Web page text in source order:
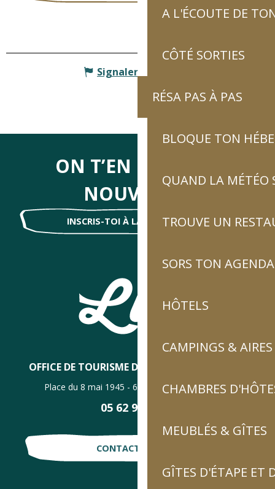
A L'ÉCOUTE DE
CÔTÉ SORTIES
RÉSA PAS À PAS
BLOQUE TON
QUAND LA MÉTÉO
TROUVE UN
SORS TON AGENDA
HÔTELS
CAMPINGS &
CHAMBRES
MEUBLÉS & GÎTES
GÎTES D'ÉTAPE ET
Signaler une erreur
ON T’EN DIRA DES
NOUVELLES
INSCRIS-TOI À LA NEWSLETTER !
OFFICE DE TOURISME DE LUZ-SAINT-SAUVEUR
Place du 8 mai 1945 - 65120 Luz-Saint-Sauveur
05 62 92 30 30
CONTACTE-NOUS !